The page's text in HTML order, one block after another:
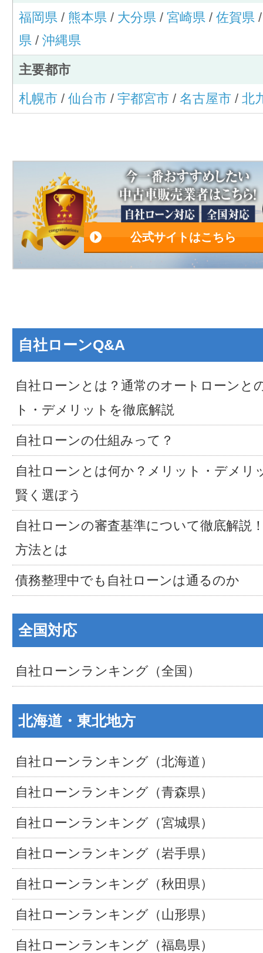
福岡県/ 熊本県/ 大分県/ 宮崎県/ 佐賀県
県/ 沖縄県
主要都市
札幌市 / 仙台市 / 宇都宮市 / 名古屋市 / 北
公式サイトはこちら
自社ローンQ&A
自社ローンとは？通常のオートローンと
ト・デメリットを徹底解説
自社ローンの仕組みって？
自社ローンとは何か？メリット・デメリ
賢く選ぼう
自社ローンの審査基準について徹底解説
方法とは
債務整理中でも自社ローンは通るのか
全国対応
自社ローンランキング（全国）
北海道・東北地方
自社ローンランキング（北海道）
自社ローンランキング（青森県）
自社ローンランキング（宮城県）
自社ローンランキング（岩手県）
自社ローンランキング（秋田県）
自社ローンランキング（山形県）
自社ローンランキング（福島県）